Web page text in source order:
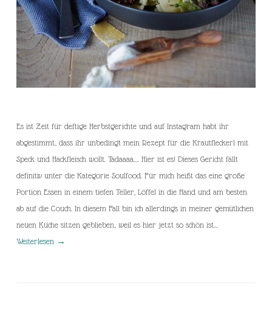
Es ist Zeit für deftige Herbstgerichte und auf Instagram habt ihr
abgestimmt, dass ihr unbedingt mein Rezept für die Krautfleckerl mit
Speck und Hackfleisch wollt. Tadaaaa…. Hier ist es! Dieses Gericht fällt
definitiv unter die Kategorie Soulfood. Für mich heißt das eine große
Portion Essen in einem tiefen Teller, Löffel in die Hand und am besten
ab auf die Couch. In diesem Fall bin ich allerdings in meiner gemütlichen
neuen Küche sitzen geblieben, weil es hier jetzt so schön ist…
Weiterlesen →